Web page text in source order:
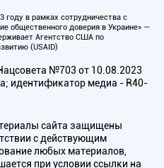
году в рамках сотрудничества с
общественного доверия в Украине» —
Агентство США по
(USAID)
№703 от 10.08.2023
идентификатор медиа - R40-
сайта защищены
с действующим
любых материалов,
при условии ссылки на